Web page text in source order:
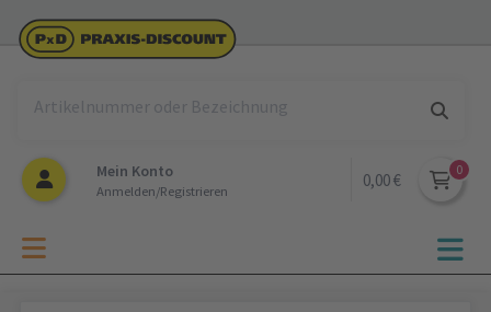
Mein Konto
Anmelden/Registrieren
0,00 €